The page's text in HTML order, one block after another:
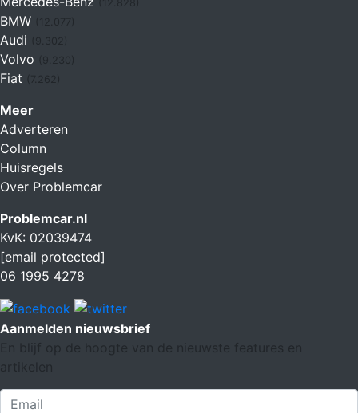
BMW
Audi
Volvo
Fiat (7.262)
Meer
Adverteren
Column
Huisregels
Over Problemcar
Problemcar.nl
KvK: 02039474
[email protected]
06 1995 4278
Aanmelden nieuwsbrief
En blijf op de hoogte van de nieuwste features en
artikelen